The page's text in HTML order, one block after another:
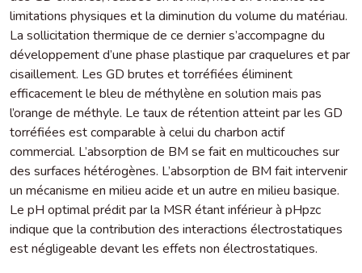
limitations physiques et la diminution du volume du matériau.
La sollicitation thermique de ce dernier s’accompagne du
développement d’une phase plastique par craquelures et par
cisaillement. Les GD brutes et torréfiées éliminent
efficacement le bleu de méthylène en solution mais pas
l’orange de méthyle. Le taux de rétention atteint par les GD
torréfiées est comparable à celui du charbon actif
commercial. L’absorption de BM se fait en multicouches sur
des surfaces hétérogènes. L’absorption de BM fait intervenir
un mécanisme en milieu acide et un autre en milieu basique.
Le pH optimal prédit par la MSR étant inférieur à pHpzc
indique que la contribution des interactions électrostatiques
est négligeable devant les effets non électrostatiques.